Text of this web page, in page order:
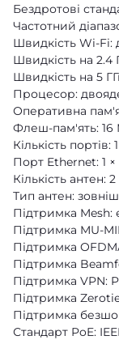
Бездротові
Частотний
Швидкість Wi-Fi:
Швидкість на 2.4
Швидкість на 5
Процесор:
Оперативна
Флеш-пам'ять:
Кількість портів: 1
Порт Ethernet: 1
Кількість антен: 2
Тип антен:
Підтримка Mesh:
Підтримка MU-
Підтримка
Підтримка
Підтримка VPN:
Підтримка
Підтримка
Стандарт PoE: